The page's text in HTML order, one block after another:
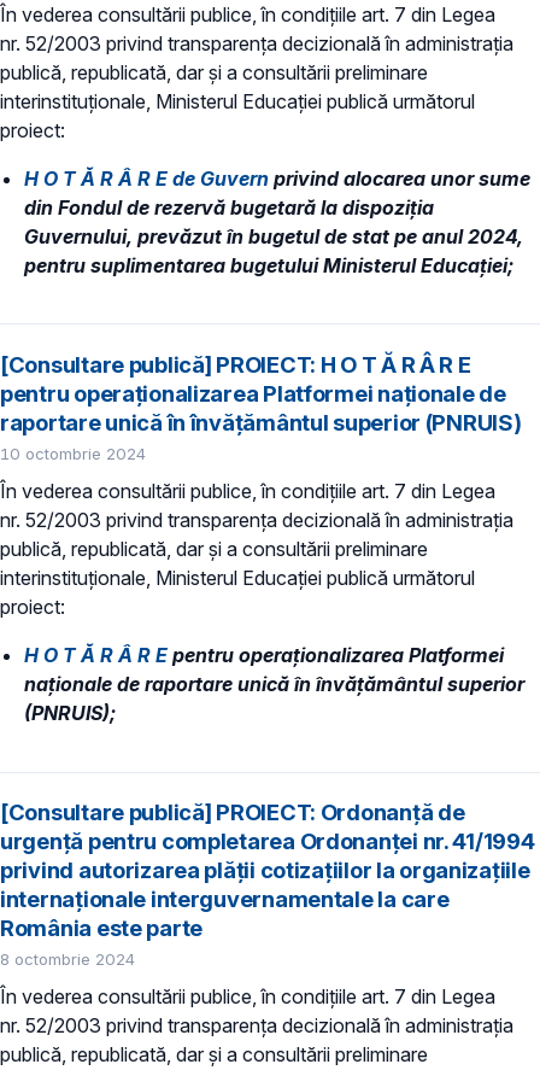
În vederea consultării publice, în condiţiile art. 7 din Legea
nr. 52/2003 privind transparenţa decizională în administraţia
publică, republicată, dar și a consultării preliminare
interinstituționale, Ministerul Educaţiei publică următorul
proiect:
H O T Ă R Â R E de Guvern privind alocarea unor sume
din Fondul de rezervă bugetară la dispoziția
Guvernului, prevăzut în bugetul de stat pe anul 2024,
pentru suplimentarea bugetului Ministerul Educației;
[Consultare publică] PROIECT: H O T Ă R Â R E
pentru operaționalizarea Platformei naționale de
raportare unică în învățământul superior (PNRUIS)
10 octombrie 2024
În vederea consultării publice, în condiţiile art. 7 din Legea
nr. 52/2003 privind transparenţa decizională în administraţia
publică, republicată, dar și a consultării preliminare
interinstituționale, Ministerul Educaţiei publică următorul
proiect:
H O T Ă R Â R E pentru operaționalizarea Platformei
naționale de raportare unică în învățământul superior
(PNRUIS);
[Consultare publică] PROIECT: Ordonanță de
urgență pentru completarea Ordonanței nr. 41/1994
privind autorizarea plății cotizațiilor la organizațiile
internaționale interguvernamentale la care
România este parte
8 octombrie 2024
În vederea consultării publice, în condiţiile art. 7 din Legea
nr. 52/2003 privind transparenţa decizională în administraţia
publică, republicată, dar și a consultării preliminare